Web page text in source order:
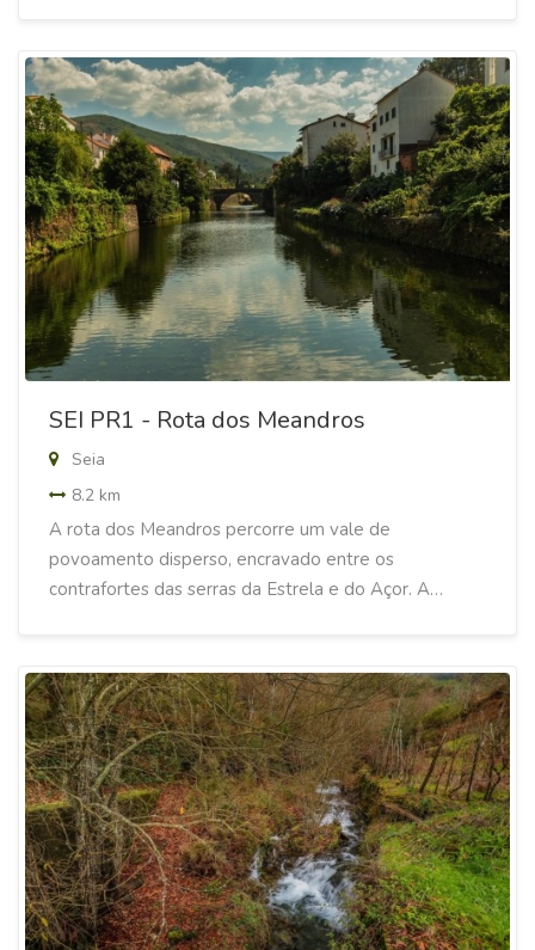
SEI PR1 - Rota dos Meandros
Seia
8.2 km
A rota dos Meandros percorre um vale de
povoamento disperso, encravado entre os
contrafortes das serras da Estrela e do Açor. A…